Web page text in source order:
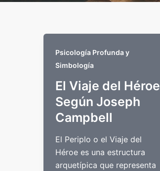
Psicología Profunda y
Simbología
El Viaje del Héroe
Según Joseph
Campbell
El Periplo o el Viaje del
Héroe es una estructura
arquetípica que representa